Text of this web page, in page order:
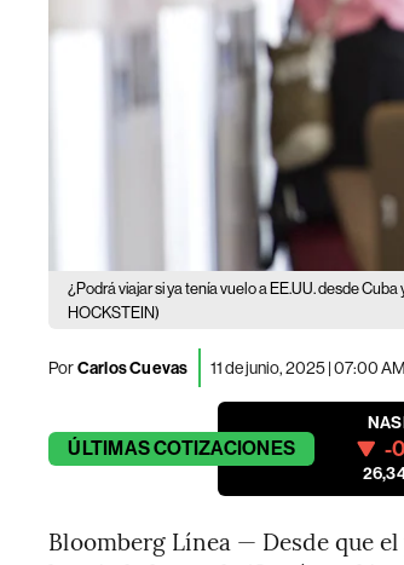
¿Podrá viajar si ya tenía vuelo a EE.UU. desde
HOCKSTEIN)
PorCarlos Cuevas 11 de junio, 2025 | 07:00 AM
ÚLTIMASCOTIZACIONES -
Bloomberg Línea — Desde que